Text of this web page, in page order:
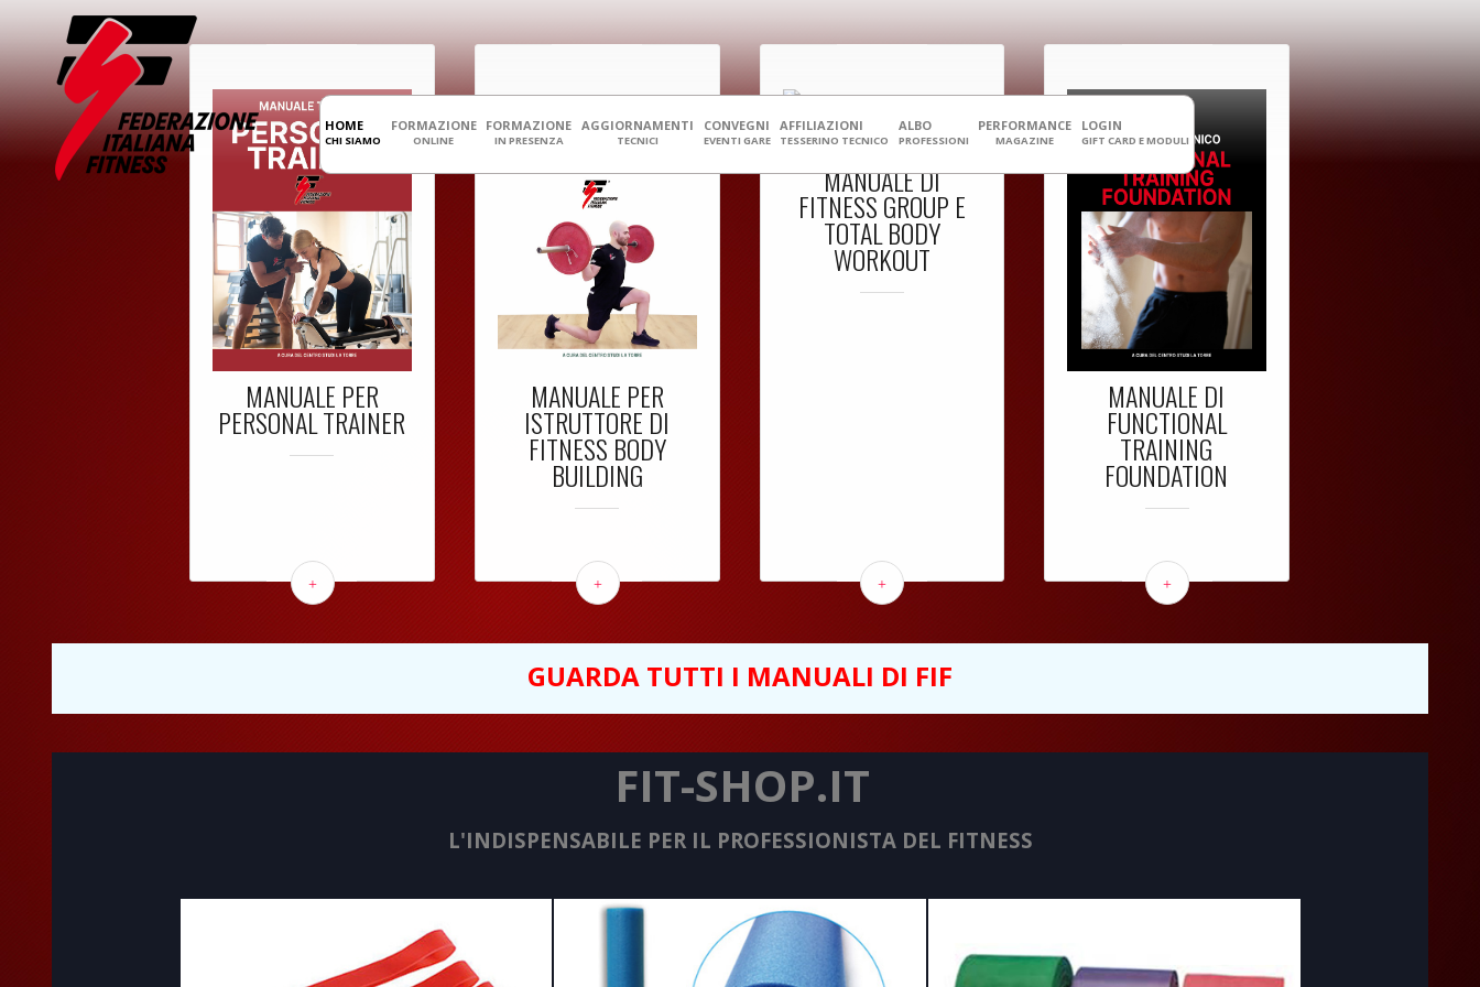
HOME
CHI SIAMO
FORMAZIONE
ONLINE
FORMAZIONE
IN PRESENZA
AGGIORNAMENTI
TECNICI
CONVEGNI
EVENTI GARE
AFFILIAZIONI
TESSERINO TECNICO
ALBO
PROFESSIONI
PERFORMANCE
MAGAZINE
LOGIN
GIFT CARD E MODULI
MANUALE PER
PERSONAL TRAINER
+
MANUALE PER
ISTRUTTORE DI
FITNESS BODY
BUILDING
+
MANUALE DI
FITNESS GROUP E
TOTAL BODY
WORKOUT
+
MANUALE DI
FUNCTIONAL
TRAINING
FOUNDATION
+
GUARDA TUTTI I MANUALI DI FIF
FIT-SHOP.IT
L'INDISPENSABILE PER IL PROFESSIONISTA DEL FITNESS